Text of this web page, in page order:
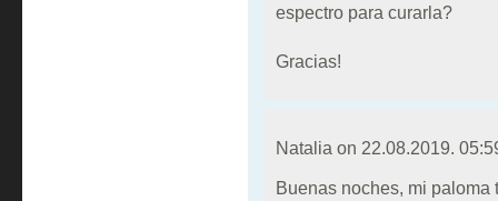
espectro para curarla?
Gracias!
Natalia on 22.08.2019.
Buenas noches, mi paloma